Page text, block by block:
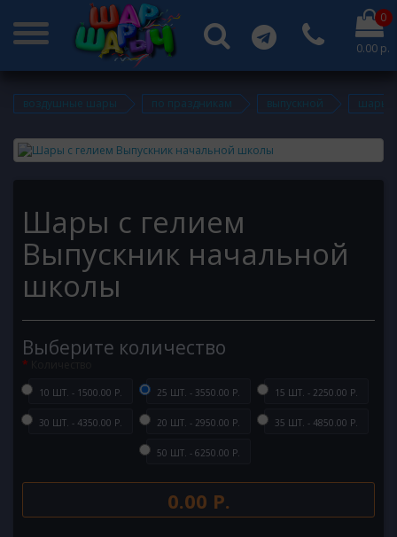
0
0.00 р.
воздушные шары по праздникам выпускной шары
Шары с гелием
Выпускник начальной
школы
Выберите количество
10 ШТ. - 1500.00 Р. 15 ШТ. - 2250.00 Р.
20 ШТ. - 2950.00 Р.
25 ШТ. - 3550.00 Р.
30 ШТ. - 4350.00 Р. 35 ШТ. - 4850.00 Р.
50 ШТ. - 6250.00 Р.
0.00 Р.